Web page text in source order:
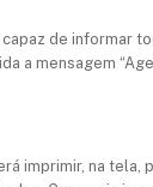
de informar
a mensagem
imprimir, na tela,